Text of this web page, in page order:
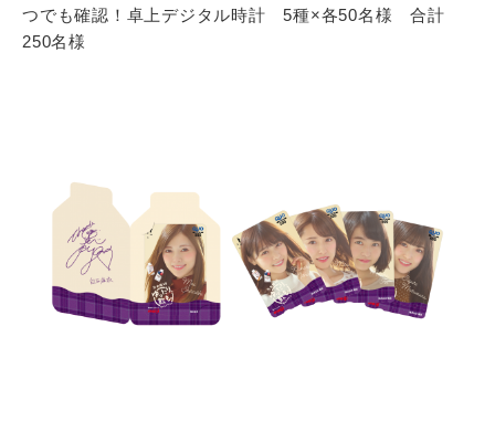
つでも確認！卓上デジタル時計 5種×各50名様 合計
250名様